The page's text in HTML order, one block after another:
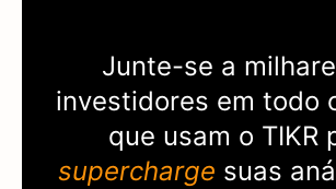
Junte-se a
investidores em todo
que usam o TIKR
supercharge suas